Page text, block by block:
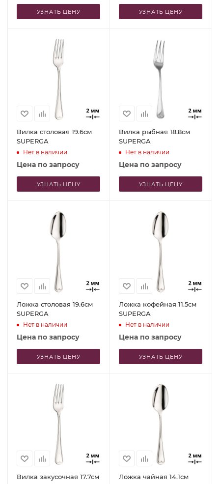
УЗНАТЬ ЦЕНУ УЗНАТЬ ЦЕНУ
Вилка столовая 19.6см
SUPERGA
Нет в наличии
Цена по запросу
УЗНАТЬ ЦЕНУ
Вилка рыбная 18.8см
SUPERGA
Нет в наличии
Цена по запросу
УЗНАТЬ ЦЕНУ
Ложка столовая 19.6см
SUPERGA
Нет в наличии
Цена по запросу
УЗНАТЬ ЦЕНУ
Ложка кофейная 11.5см
SUPERGA
Нет в наличии
Цена по запросу
УЗНАТЬ ЦЕНУ
Вилка закусочная 17.7см
Ложка чайная 14.1см